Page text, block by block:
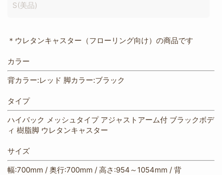
S(美品)
＊ウレタンキャスター（フローリング向け）の商品です
カラー
背カラー:レッド 脚カラー:ブラック
タイプ
ハイバック メッシュタイプ アジャストアーム付 ブラックボデ
ィ 樹脂脚 ウレタンキャスター
サイズ
幅:700mm / 奥行:700mm / 高さ:954～1054mm / 背